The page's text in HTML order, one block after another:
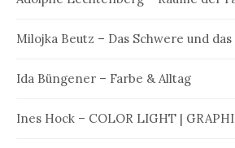
Milojka Beutz – Das Schwere und
Ida Büngener – Farbe & Alltag
Ines Hock – COLOR LIGHT |